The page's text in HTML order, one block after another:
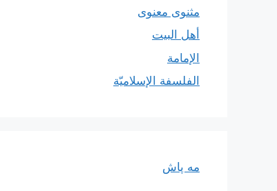
مثنوی معنوی
أهل البيت
الإمامة
الفلسفة الإسلاميّة
مه پاش